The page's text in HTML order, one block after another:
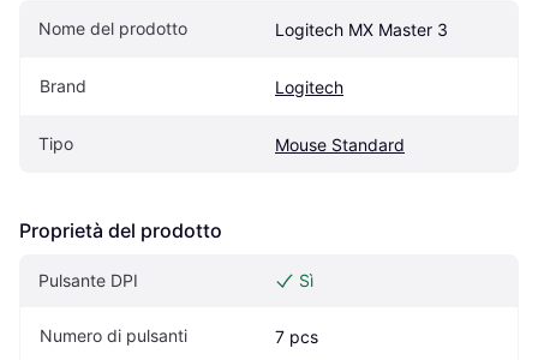
Nome del prodotto Logitech MX Master 3
Brand Logitech
Tipo Mouse Standard
Proprietà del prodotto
Pulsante DPI Sì
Numero di pulsanti 7 pcs